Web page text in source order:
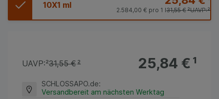
10X1 ml
UAVP:²
31,55 €²
2.584,00 € pro 1 l
25,84 €¹
UAVP:²31,55 €²
SCHLOSSAPO.de:
Versandbereit am nächsten Werktag